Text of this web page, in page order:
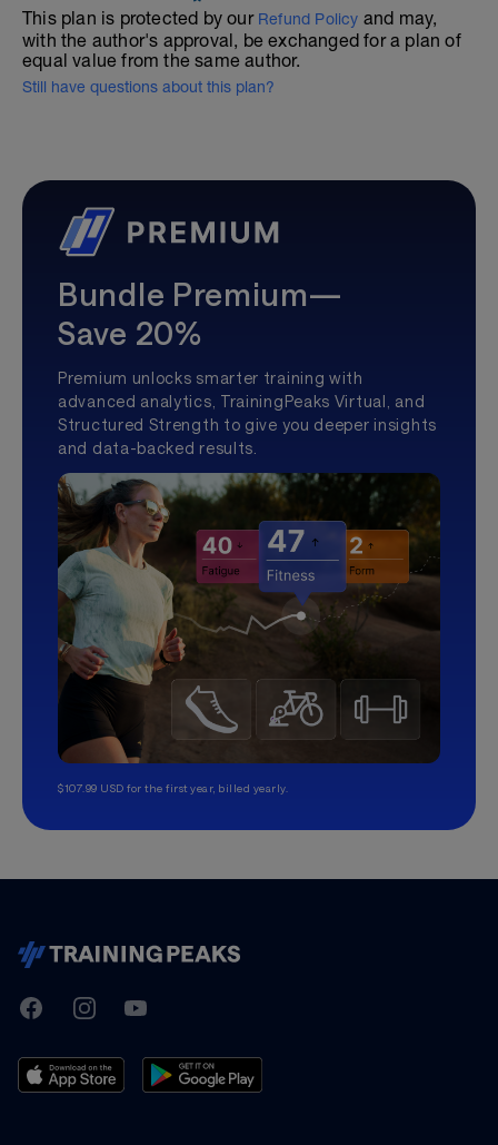
This plan is protected by our Refund Policy and may,
with the author's approval, be exchanged for a plan of
equal value from the same author.
Still have questions about this plan?
Bundle Premium—
Save 20%
Premium unlocks smarter training with
advanced analytics, TrainingPeaks Virtual, and
Structured Strength to give you deeper insights
and data-backed results.
$107.99 USD for the first year, billed yearly.
TrainingPeaks
FacebookInstagramYoutube